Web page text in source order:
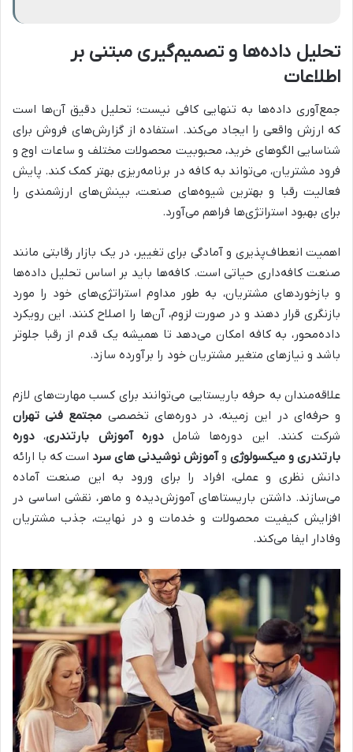
تحلیل داده‌ها و تصمیم‌گیری مبتنی بر
اطلاعات
جمع‌آوری داده‌ها به تنهایی کافی نیست؛ تحلیل دقیق آن‌ها است
که ارزش واقعی را ایجاد می‌کند. استفاده از گزارش‌های فروش برای
شناسایی الگوهای خرید، محبوبیت محصولات مختلف و ساعات اوج و
فرود مشتریان، می‌تواند به کافه در برنامه‌ریزی بهتر کمک کند. پایش
فعالیت رقبا و بهترین شیوه‌های صنعت، بینش‌های ارزشمندی را
برای بهبود استراتژی‌ها فراهم می‌آورد.
اهمیت انعطاف‌پذیری و آمادگی برای تغییر، در یک بازار رقابتی مانند
صنعت کافه‌داری حیاتی است. کافه‌ها باید بر اساس تحلیل داده‌ها
و بازخوردهای مشتریان، به طور مداوم استراتژی‌های خود را مورد
بازنگری قرار دهند و در صورت لزوم، آن‌ها را اصلاح کنند. این رویکرد
داده‌محور، به کافه امکان می‌دهد تا همیشه یک قدم از رقبا جلوتر
باشد و نیازهای متغیر مشتریان خود را برآورده سازد.
علاقه‌مندان به حرفه باریستایی می‌توانند برای کسب مهارت‌های لازم
و حرفه‌ای در این زمینه، در دوره‌های تخصصی مجتمع فنی تهران
شرکت کنند. این دوره‌ها شاملدوره آموزش بارتندری، دوره
بارتندری و میکسولوژی وآموزش نوشیدنی های سرد است که با ارائه
دانش نظری و عملی، افراد را برای ورود به این صنعت آماده
می‌سازند. داشتن باریستاهای آموزش‌دیده و ماهر، نقشی اساسی در
افزایش کیفیت محصولات و خدمات و در نهایت، جذب مشتریان
وفادار ایفا می‌کند.